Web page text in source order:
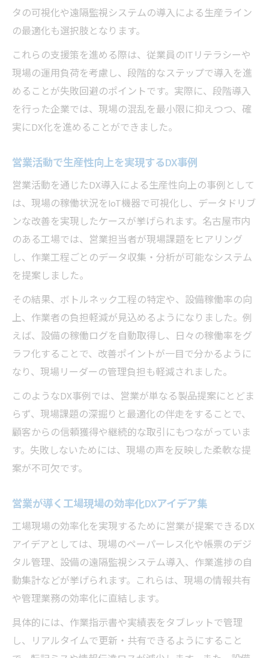
タの可視化や遠隔監視システムの導入による生産ライン
の最適化も選択肢となります。
これらの支援策を進める際は、従業員のITリテラシーや
現場の運用負荷を考慮し、段階的なステップで導入を進
めることが失敗回避のポイントです。実際に、段階導入
を行った企業では、現場の混乱を最小限に抑えつつ、確
実にDX化を進めることができました。
営業活動で生産性向上を実現するDX事例
営業活動を通じたDX導入による生産性向上の事例として
は、現場の稼働状況をIoT機器で可視化し、データドリブ
ンな改善を実現したケースが挙げられます。名古屋市内
のある工場では、営業担当者が現場課題をヒアリング
し、作業工程ごとのデータ収集・分析が可能なシステム
を提案しました。
その結果、ボトルネック工程の特定や、設備稼働率の向
上、作業者の負担軽減が見込めるようになりました。例
えば、設備の稼働ログを自動取得し、日々の稼働率をグ
ラフ化することで、改善ポイントが一目で分かるように
なり、現場リーダーの管理負担も軽減されました。
このようなDX事例では、営業が単なる製品提案にとどま
らず、現場課題の深掘りと最適化の伴走をすることで、
顧客からの信頼獲得や継続的な取引にもつながっていま
す。失敗しないためには、現場の声を反映した柔軟な提
案が不可欠です。
営業が導く工場現場の効率化DXアイデア集
工場現場の効率化を実現するために営業が提案できるDX
アイデアとしては、現場のペーパーレス化や帳票のデジ
タル管理、設備の遠隔監視システム導入、作業進捗の自
動集計などが挙げられます。これらは、現場の情報共有
や管理業務の効率化に直結します。
具体的には、作業指示書や実績表をタブレットで管理
し、リアルタイムで更新・共有できるようにすること